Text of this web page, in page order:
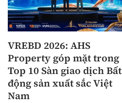
VREBD 2026: AHS
Property góp mặt trong
Top 10 Sàn giao dịch Bất
động sản xuất sắc Việt
Nam